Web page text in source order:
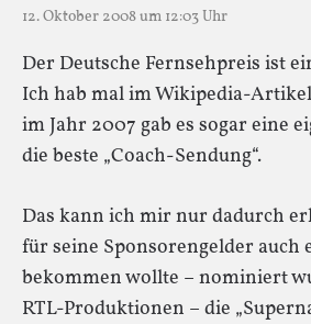
12. Oktober 2008 um 12:03 Uhr
Der Deutsche Fernsehpreis ist
Ich hab mal im Wikipedia-
im Jahr 2007 gab es sogar eine
die beste „Coach-Sendung“.
Das kann ich mir nur dadurch
für seine Sponsorengelder auch
bekommen wollte – nominiert
RTL-Produktionen – die